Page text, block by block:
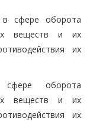
в сфере оборота
веществ и их
их
оборота
веществ и их
их